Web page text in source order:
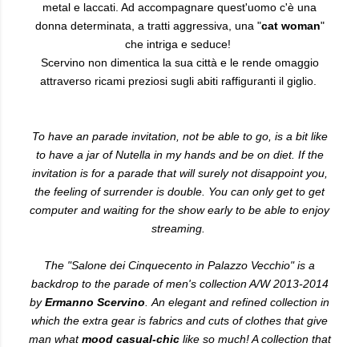
metal e laccati. Ad accompagnare quest'uomo c'è una
donna determinata, a tratti aggressiva, una "cat woman"
che intriga e seduce!
Scervino non dimentica la sua città e le rende omaggio
attraverso ricami preziosi sugli abiti raffiguranti il giglio.
To have an parade invitation, not be able to go, is a bit like
to have a jar of Nutella in my hands and be on diet. If the
invitation is for a parade that will surely not disappoint you,
the feeling of surrender is double. You can only get to get
computer and waiting for the show early to be able to enjoy
streaming.
The "Salone dei Cinquecento in Palazzo Vecchio" is a
backdrop to the parade of men's collection A/W 2013-2014
byErmanno Scervino.An elegant and refined collection in
which the extra gear is fabrics and cuts of clothes that give
man whatmood casual-chiclike so much! A collection that